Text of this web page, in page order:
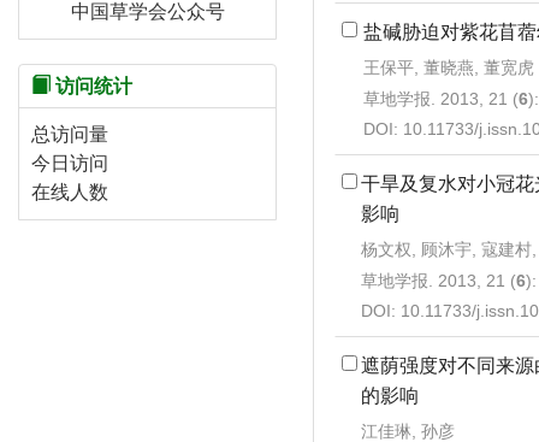
盐碱胁迫对紫花苜
王保平, 董晓燕, 董宽虎
草地学报. 2013, 21 (6
DOI: 10.11733/
干旱及复水对小冠
影响
杨文权, 顾沐宇, 寇建村
草地学报. 2013, 21 (6
DOI: 10.11733/
遮荫强度对不同来
的影响
江佳琳, 孙彦
中国草学会公众号
访问统计
总访问量
今日访问
在线人数